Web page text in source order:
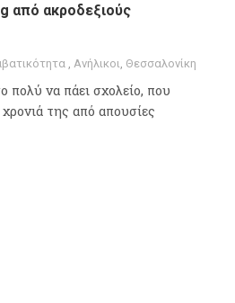
από ακροδεξιούς
, Ανήλικοι, Θεσσαλονίκη
πολύ να πάει σχολείο, που
της από απουσίες